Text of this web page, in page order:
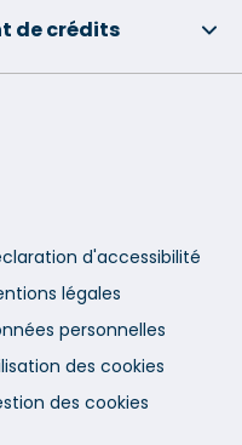
de crédits
d'accessibilité
légales
personnelles
des cookies
des cookies